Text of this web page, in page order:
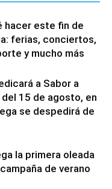
hacer este fin de
ferias, conciertos,
y mucho más
a Sabor a
15 de agosto, en
se despedirá de
la primera oleada
de verano